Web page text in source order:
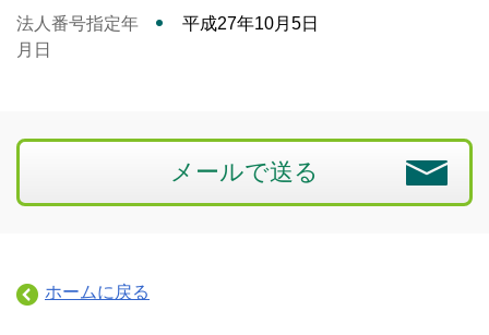
法人番号指定年
月日
平成27年10月5日
メールで送る
ホームに戻る